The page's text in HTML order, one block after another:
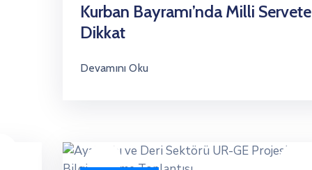
Kurban Bayramı’nda Milli Servete
Dikkat
Devamını Oku